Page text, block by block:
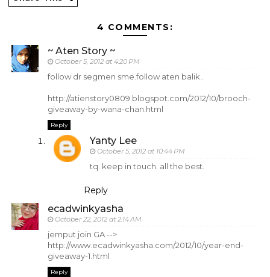
4 COMMENTS:
~ Aten Story ~
October 5, 2012 at 4:20 PM
follow dr segmen sme.follow aten balik..
http://atienstory0809.blogspot.com/2012/10/brooch-
giveaway-by-wana-chan.html
Reply
Yanty Lee
October 5, 2012 at 10:44 PM
tq. keep in touch. all the best.
Reply
ecadwinkyasha
October 22, 2012 at 2:14 AM
jemput join GA -->
http://www.ecadwinkyasha.com/2012/10/year-end-
giveaway-1.html
Reply